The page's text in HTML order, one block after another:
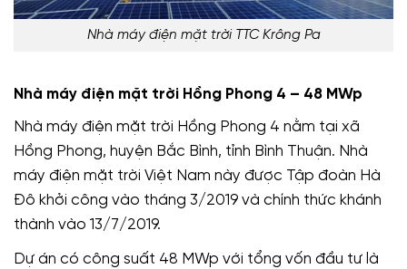
Nhà máy điện mặt trời TTC Krông Pa
Nhà máy điện mặt trời Hồng Phong 4 – 48 MWp
Nhà máy điện mặt trời Hồng Phong 4 nằm tại xã
Hồng Phong, huyện Bắc Bình, tỉnh Bình Thuận. Nhà
máy điện mặt trời Việt Nam này được Tập đoàn Hà
Đô khởi công vào tháng 3/2019 và chính thức khánh
thành vào 13/7/2019.
Dự án có công suất 48 MWp với tổng vốn đầu tư là